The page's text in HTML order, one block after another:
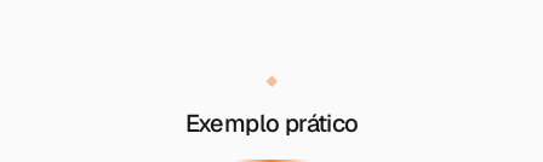
Exemplo prático